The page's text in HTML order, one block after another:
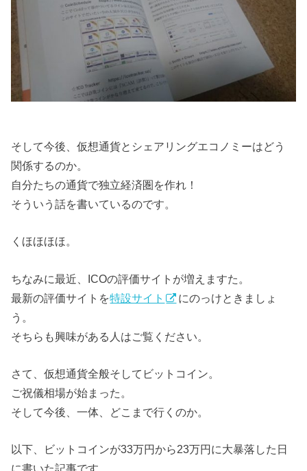
そして今後、仮想通貨とシェアリングエコノミーはどう
関係するのか。
自分たちの通貨で独立経済圏を作れ！
そういう話を書いているのです。
くほほほほ。
ちなみに最近、ICOの評価サイトが増えますた。
最新の評価サイトを特設サイト
にのっけときましょ
う。
そちらも興味がある人はご覧ください。
さて、仮想通貨全般そしてビットコイン。
ご祝儀相場が始まった。
そして今後、一体、どこまで行くのか。
以下、ビットコインが33万円から23万円に大暴落した日